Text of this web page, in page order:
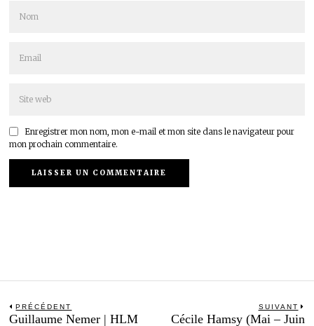
Enregistrer mon nom, mon e-mail et mon site dans le navigateur pour
mon prochain commentaire.
Navigation
PRÉCÉDENT
Previous
Guillaume Nemer | HLM
SUIVANT
Cécile Hamsy (Mai – Juin